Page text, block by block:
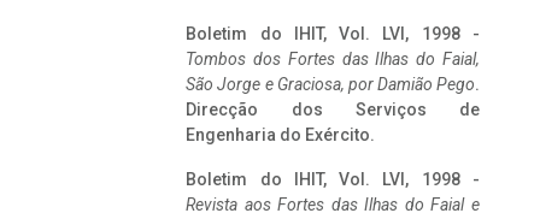
Boletim do IHIT, Vol. LVI, 1998 -
Tombos dos Fortes das Ilhas do Faial,
São Jorge e Graciosa, por Damião Pego.
Direcção dos Serviços de
Engenharia do Exército.
Boletim do IHIT, Vol. LVI, 1998 -
Revista aos Fortes das Ilhas do Faial e